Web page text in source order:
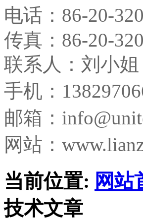
电话： 86-20-
传真： 86-20-
联系人：刘小姐
手机：
邮箱：
网站：
当前位置: 网站
技术文章